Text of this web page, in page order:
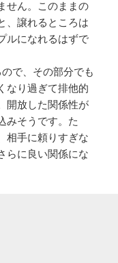
せん。このままの
、譲れるところは
ルになれるはずで
で、その部分でも
なり過ぎて排他的
開放した関係性が
みそうです。た
相手に頼りすぎな
らに良い関係にな